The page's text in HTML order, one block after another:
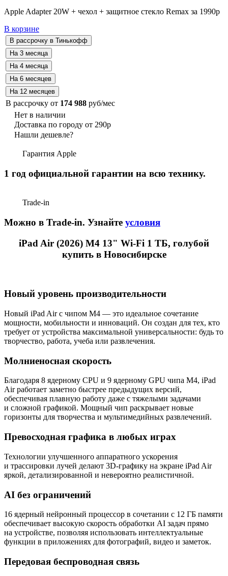
Apple Adapter 20W + чехол + защитное стекло Remax за 1990р
В корзине
В рассрочку от 174 988 руб/мес
Нет в наличии
Доставка по городу от 290р
Нашли дешевле?
Гарантия Apple
1 год официальной гарантии на всю технику.
Trade-in
Можно в Trade-in. Узнайте условия
iPad Air (2026) M4 13" Wi-Fi 1 ТБ, голубой
купить в Новосибирске
Новый уровень производительности
Новый iPad Air с чипом M4 — это идеальное сочетание
мощности, мобильности и инноваций. Он создан для тех, кто
требует от устройства максимальной универсальности: будь то
творчество, работа, учеба или развлечения.
Молниеносная скорость
Благодаря 8 ядерному CPU и 9 ядерному GPU чипа M4, iPad
Air работает заметно быстрее предыдущих версий,
обеспечивая плавную работу даже с тяжелыми задачами
и сложной графикой. Мощный чип раскрывает новые
горизонты для творчества и мультимедийных развлечений.
Превосходная графика в любых играх
Технологии улучшенного аппаратного ускорения
и трассировки лучей делают 3D-графику на экране iPad Air
яркой, детализированной и невероятно реалистичной.
AI без ограничений
16 ядерный нейронный процессор в сочетании с 12 ГБ памяти
обеспечивает высокую скорость обработки AI задач прямо
на устройстве, позволяя использовать интеллектуальные
функции в приложениях для фотографий, видео и заметок.
Передовая беспроводная связь